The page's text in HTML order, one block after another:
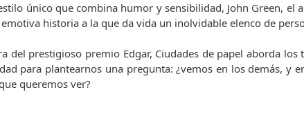
único que combina humor y sensibilidad, John Green, el
historia a la que da vida un inolvidable elenco de
del prestigioso premio Edgar, Ciudades de papel aborda
para plantearnos una pregunta: ¿vemos en los demás, y
queremos ver?